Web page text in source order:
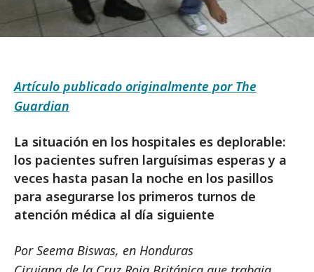
Artículo publicado originalmente por The
Guardian
La situación en los hospitales es deplorable:
los pacientes sufren larguísimas esperas y a
veces hasta pasan la noche en los pasillos
para asegurarse los primeros turnos de
atención médica al día siguiente
Por Seema Biswas, en Honduras